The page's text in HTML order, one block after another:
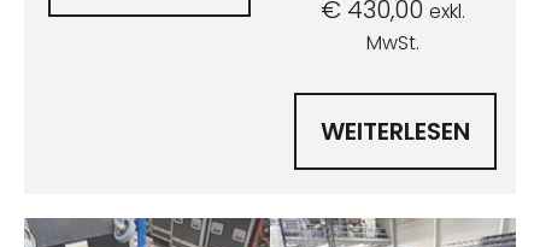
€ 430,00 exkl.
MwSt.
WEITERLESEN